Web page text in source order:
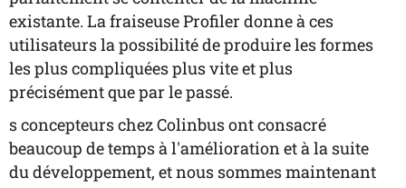
existante. La fraiseuse Profiler donne à ces
utilisateurs la possibilité de produire les formes
les plus compliquées plus vite et plus
précisément que par le passé.
s concepteurs chez Colinbus ont consacré
beaucoup de temps à l'amélioration et à la suite
du développement, et nous sommes maintenant